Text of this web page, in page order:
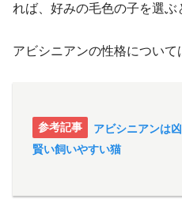
れば、好みの毛色の子を選ぶ
アビシニアンの性格について
アビシニアンは
賢い飼いやすい猫